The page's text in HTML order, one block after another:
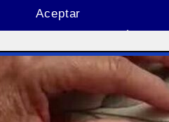
Aceptar